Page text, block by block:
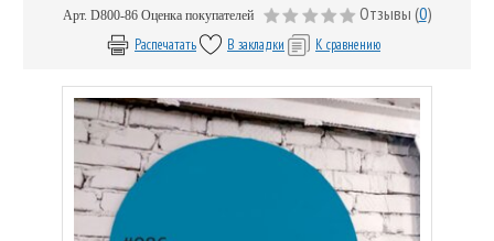
Арт. D800-86 Оценка покупателей Отзывы (0)
Распечатать В закладки К сравнению